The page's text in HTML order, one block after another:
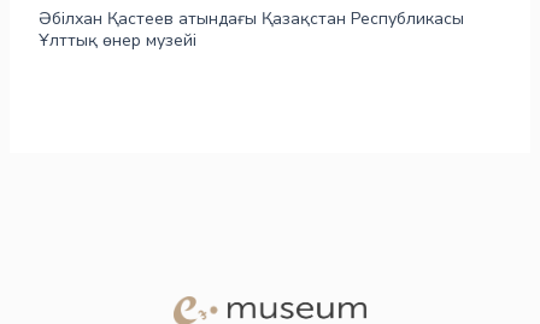
Әбілхан Қастеев атындағы Қазақстан Республикасы
Ұлттық өнер музейі